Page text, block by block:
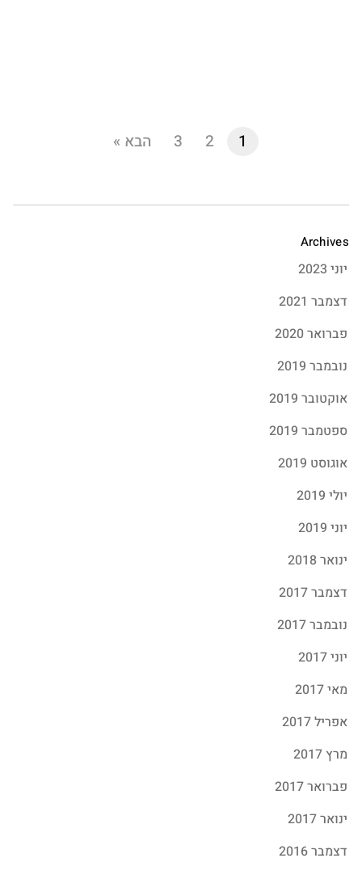
1
2
3 הבא »
Archives
יוני 2023
דצמבר 2021
פברואר 2020
נובמבר 2019
אוקטובר 2019
ספטמבר 2019
אוגוסט 2019
יולי 2019
יוני 2019
ינואר 2018
דצמבר 2017
נובמבר 2017
יוני 2017
מאי 2017
אפריל 2017
מרץ 2017
פברואר 2017
ינואר 2017
דצמבר 2016